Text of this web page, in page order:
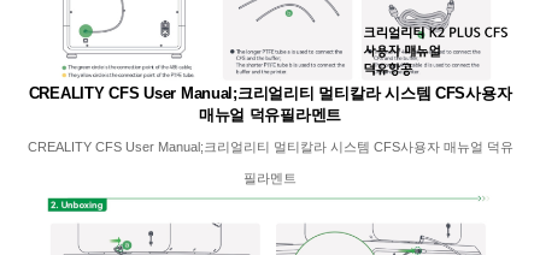
CREALITY CFS User Manual;크리얼리티 멀티칼라 시스템 CFS사용자
매뉴얼 덕유필라멘트
CREALITY CFS User Manual;크리얼리티 멀티칼라 시스템 CFS사용자 매뉴얼 덕유
필라멘트